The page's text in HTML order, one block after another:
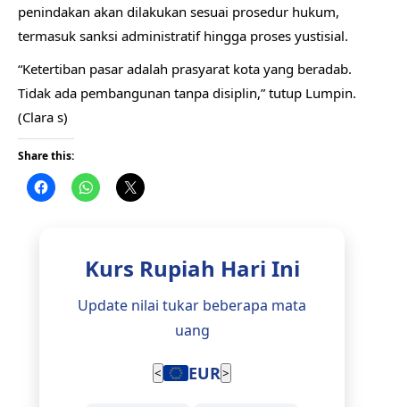
penindakan akan dilakukan sesuai prosedur hukum,
termasuk sanksi administratif hingga proses yustisial.
“Ketertiban pasar adalah prasyarat kota yang beradab.
Tidak ada pembangunan tanpa disiplin,” tutup Lumpin.
(Clara s)
Share this:
Kurs Rupiah Hari Ini
Update nilai tukar beberapa mata
uang
< EUR>